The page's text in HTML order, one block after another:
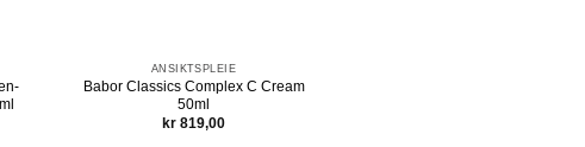
ANSIKTSPLEIE
Babor Classics Complex C Cream
50ml
kr 819,00